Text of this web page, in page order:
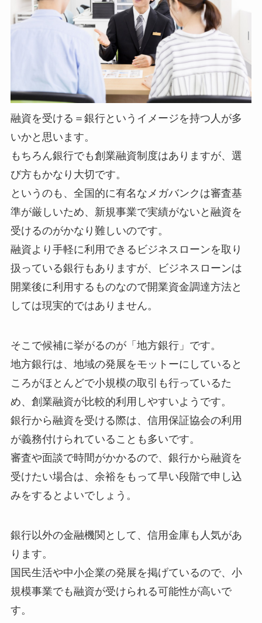
融資を受ける＝銀行というイメージを持つ人が多
いかと思います。
もちろん銀行でも創業融資制度はありますが、選
び方もかなり大切です。
というのも、全国的に有名なメガバンクは審査基
準が厳しいため、新規事業で実績がないと融資を
受けるのがかなり難しいのです。
融資より手軽に利用できるビジネスローンを取り
扱っている銀行もありますが、ビジネスローンは
開業後に利用するものなので開業資金調達方法と
しては現実的ではありません。
そこで候補に挙がるのが「地方銀行」です。
地方銀行は、地域の発展をモットーにしていると
ころがほとんどで小規模の取引も行っているた
め、創業融資が比較的利用しやすいようです。
銀行から融資を受ける際は、信用保証協会の利用
が義務付けられていることも多いです。
審査や面談で時間がかかるので、銀行から融資を
受けたい場合は、余裕をもって早い段階で申し込
みをするとよいでしょう。
銀行以外の金融機関として、信用金庫も人気があ
ります。
国民生活や中小企業の発展を掲げているので、小
規模事業でも融資が受けられる可能性が高いで
す。